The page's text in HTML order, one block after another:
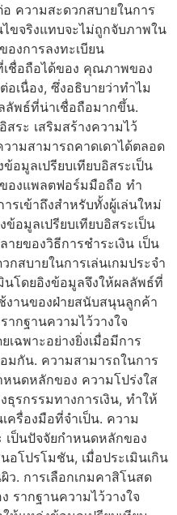
ความสะดวกสบายในการ
ไขจริงแทบจะไม่ถูกจับภาพใน
องการลงทะเบียน
ชื่อถือได้ของ คุณภาพของ
เนื่อง, ซึ่งอธิบายว่าทำไม
ลัพธ์ที่น่าเชื่อถือมากขึ้น.
ระ เสริมสร้างความไว้
วามสามารถคาดเดาได้ตลอด
อมูลเปรียบเทียบอิสระเป็น
องแพลตฟอร์มมือถือ ทำ
รเข้าถึงสำหรับทั้งผู้เล่นใหม่
อมูลเปรียบเทียบอิสระเป็น
ยของวิธีการชำระเงิน เป็น
สบายในการเล่นเกมประจำ
นโดยอิงข้อมูลจึงให้ผลลัพธ์ที่
านของฝ่ายสนับสนุนลูกค้า
ากฐานความไว้วางใจ
ฉพาะอย่างยิ่งเมื่อมีการ
มกัน. ความสามารถในการ
หนดหลักของ ความโปร่งใส
รกรรมทางการเงิน, ทำให้
ครื่องมือที่จำเป็น. ความ
เป็นปัจจัยกำหนดหลักของ
อโปรโมชัน, เมื่อประเมินเกิน
ว. การเลือกเกมคาสิโนสด
รากฐานความไว้วางใจ